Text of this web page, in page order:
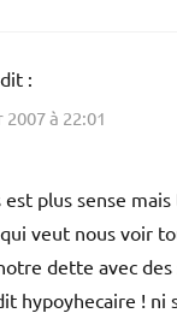
dit :
à 22:01
plus sense
veut nous voir
dette avec des
hypoyhecaire ! ni